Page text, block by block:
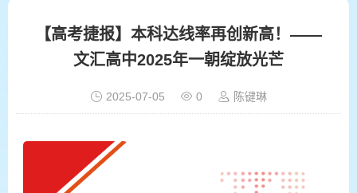
【高考捷报】本科达线率再创新高！——
文汇高中2025年一朝绽放光芒
2025-07-05 0 陈键琳